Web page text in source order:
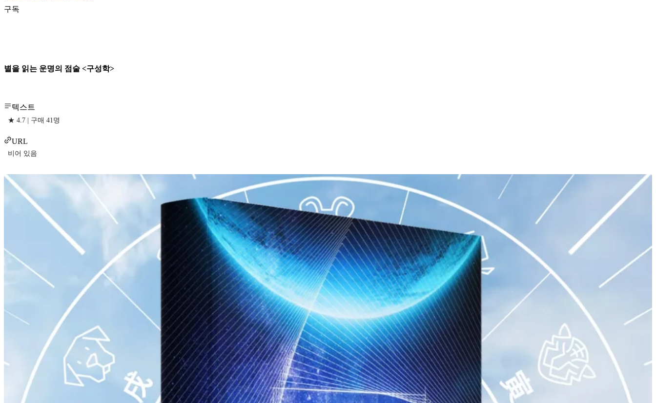
구독
별을 읽는 운명의 점술 <구성학>
텍스트
★ 4.7 | 구매 41명
URL
비어 있음